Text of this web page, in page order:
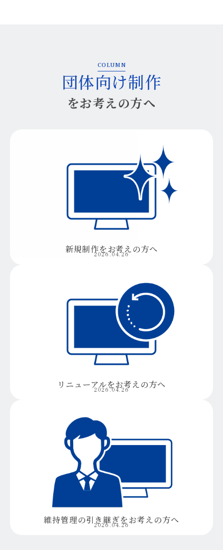
COLUMN
団体向け制作
をお考えの方へ
新規制作をお考えの方へ
2026.04.26
リニューアルをお考えの方へ
2026.04.26
維持管理の引き継ぎをお考えの方へ
2026.04.26